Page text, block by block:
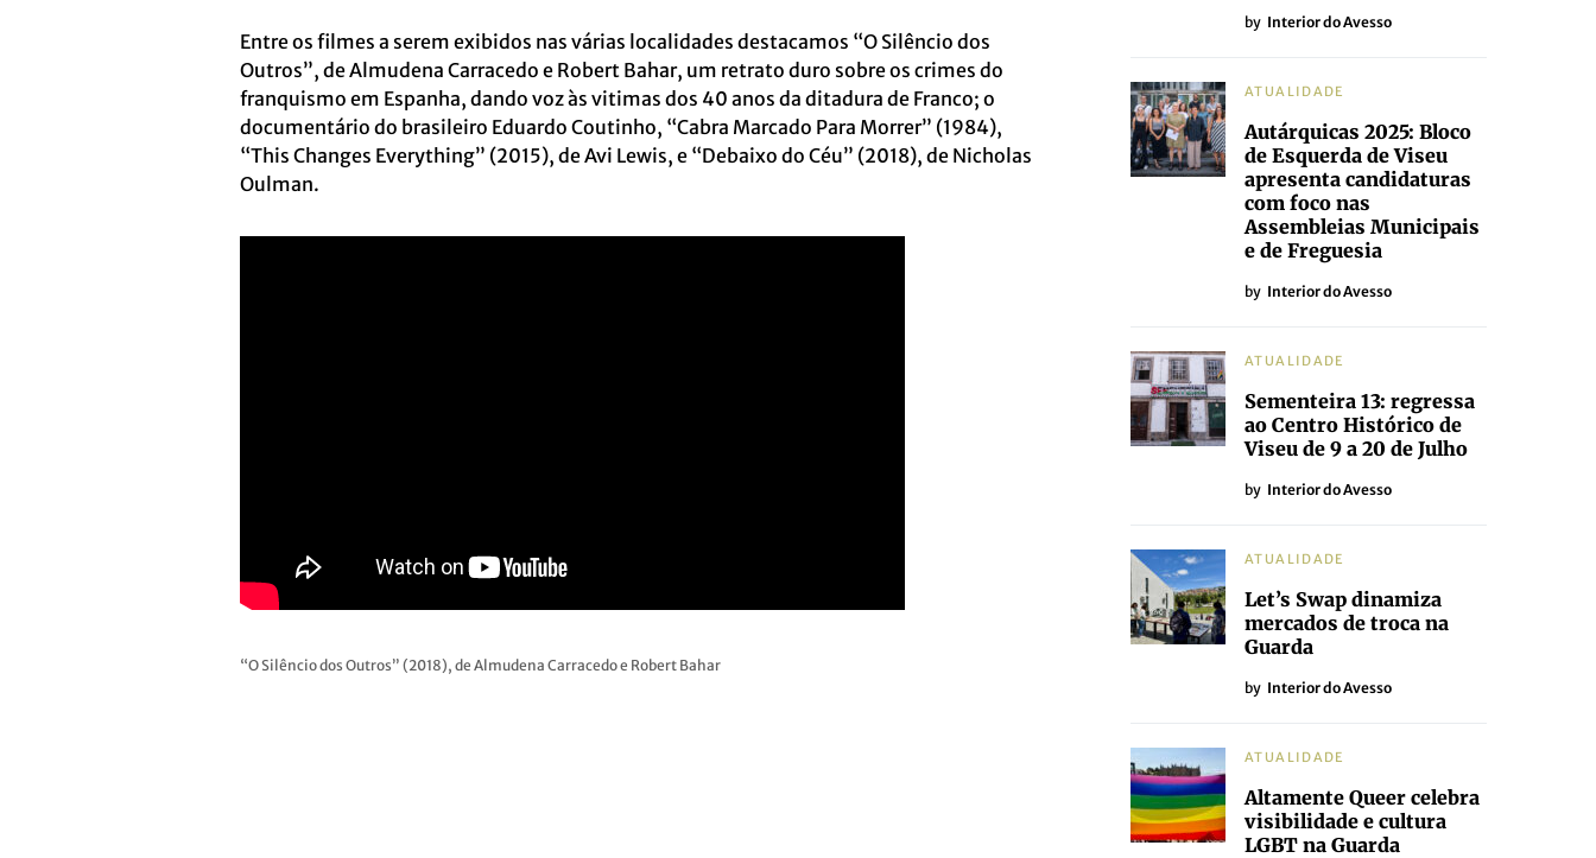
Entre os filmes a serem exibidos nas várias localidades destacamos “O Silêncio dos
Outros”, de Almudena Carracedo e Robert Bahar, um retrato duro sobre os crimes do
franquismo em Espanha, dando voz às vitimas dos 40 anos da ditadura de Franco; o
documentário do brasileiro Eduardo Coutinho, “Cabra Marcado Para Morrer” (1984),
“This Changes Everything” (2015), de Avi Lewis, e “Debaixo do Céu” (2018), de Nicholas
Oulman.
“O Silêncio dos Outros” (2018), de Almudena Carracedo e Robert Bahar
by Interior do Avesso
ATUALIDADE
Autárquicas 2025: Bloco
de Esquerda de Viseu
apresenta candidaturas
com foco nas
Assembleias Municipais
e de Freguesia
by Interior do Avesso
ATUALIDADE
Sementeira 13: regressa
ao Centro Histórico de
Viseu de 9 a 20 de Julho
by Interior do Avesso
ATUALIDADE
Let’s Swap dinamiza
mercados de troca na
Guarda
by Interior do Avesso
ATUALIDADE
Altamente Queer celebra
visibilidade e cultura
LGBT na Guarda